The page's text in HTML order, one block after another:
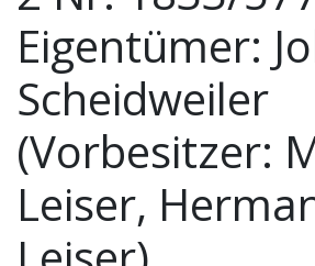
Eigentümer:
Scheidweiler
(Vorbesitzer:
Leiser,